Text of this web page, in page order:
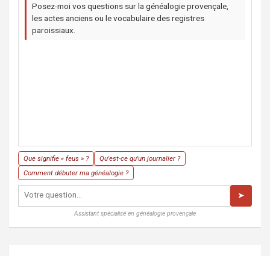
Posez-moi vos questions sur la généalogie provençale,
les actes anciens ou le vocabulaire des registres
paroissiaux.
Que signifie « feus » ?
Qu'est-ce qu'un journalier ?
Comment débuter ma généalogie ?
➤
Assistant spécialisé en généalogie provençale